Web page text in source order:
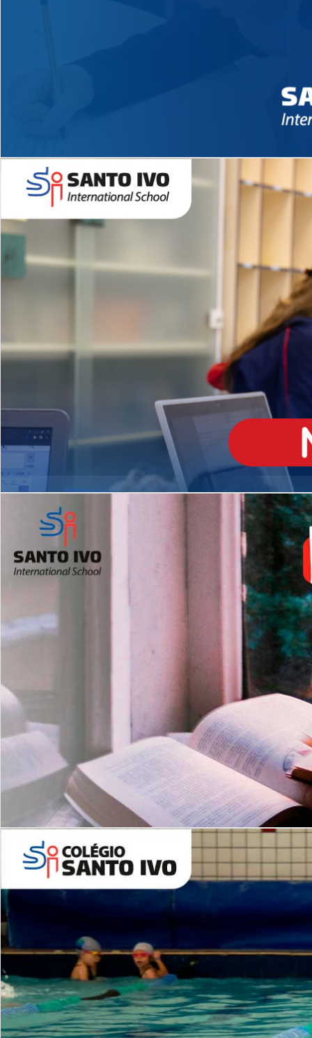
Novidades 2026 High School
Matrículas Abertas 2026
Leituras Literárias
EDUCAÇÃO INFANTIL
Inglês todos os dias
MÉDIO
igh School
Dupla Diplomação
2º AO 5º ANO FUNDAMENTAL
es
Com imersão Bilingue - Anos
Finais
6º AO 9º ANO FUNDAMENTAL
Inglês: Turmas Reduzidas
(Proficiência)
ALUNOS NOVOS
Entre em Contato